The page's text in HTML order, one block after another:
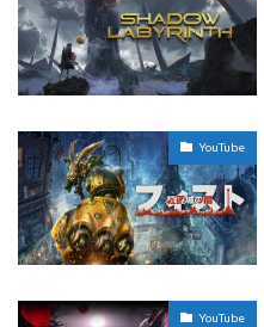
YouTube
YouTube